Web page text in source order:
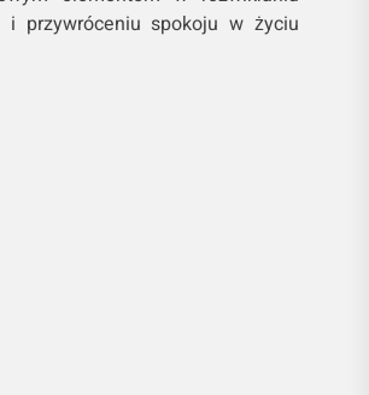
i przywróceniu spokoju w życiu